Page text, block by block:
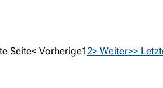
Seite< Vorherige12> Weiter>>